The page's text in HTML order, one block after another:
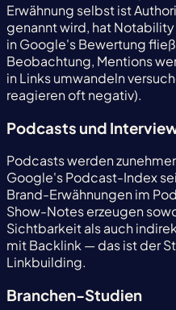
Erwähnung selbst ist
genannt wird, hat
in Google's Bewertung
Beobachtung, Mentions
in Links umwandeln
reagieren oft negativ).
Podcasts und
Podcasts werden
Google's Podcast-Index
Brand-Erwähnungen im
Show-Notes erzeugen
Sichtbarkeit als auch
mit Backlink — das ist der
Linkbuilding.
Branchen-Studien